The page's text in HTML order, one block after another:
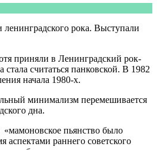
рока. Выступали
приняли в Ленинградский рок-
считаться панковской. В 1982
начала 1980-х.
минимализм перемешивается
дна.
пьянство было
раннего советского